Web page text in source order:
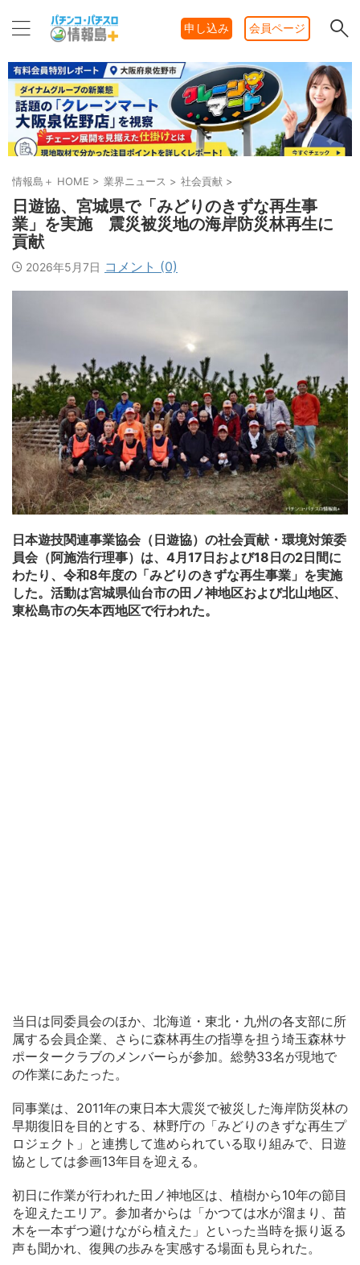
申し込み 会員ページ
情報島＋ HOME > 業界ニュース > 社会貢献 >
日遊協、宮城県で「みどりのきずな再生事
業」を実施 震災被災地の海岸防災林再生に
貢献
2026年5月7日 コメント (0)
日本遊技関連事業協会（日遊協）の社会貢献・環境対策委
員会（阿施浩行理事）は、4月17日および18日の2日間に
わたり、令和8年度の「みどりのきずな再生事業」を実施
した。活動は宮城県仙台市の田ノ神地区および北山地区、
東松島市の矢本西地区で行われた。
当日は同委員会のほか、北海道・東北・九州の各支部に所
属する会員企業、さらに森林再生の指導を担う埼玉森林サ
ポータークラブのメンバーらが参加。総勢33名が現地で
の作業にあたった。
同事業は、2011年の東日本大震災で被災した海岸防災林の
早期復旧を目的とする、林野庁の「みどりのきずな再生プ
ロジェクト」と連携して進められている取り組みで、日遊
協としては参画13年目を迎える。
初日に作業が行われた田ノ神地区は、植樹から10年の節目
を迎えたエリア。参加者からは「かつては水が溜まり、苗
木を一本ずつ避けながら植えた」といった当時を振り返る
声も聞かれ、復興の歩みを実感する場面も見られた。